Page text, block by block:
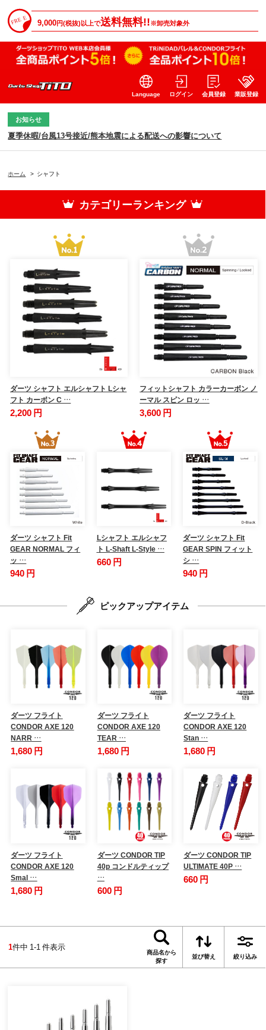
9,000円(税抜)以上で送料無料!!※卸売対象外
Language ログイン 会員登録 業販登録
お知らせ
夏季休暇/台風13号接近/熊本地震による配送への影響について
ホーム > シャフト
カテゴリーランキング
ダーツ シャフト エルシャフト Lシャ
フト カーボン C …
2,200 円
フィットシャフト カラーカーボン ノ
ーマル スピン ロッ …
3,600 円
ダーツ シャフト Fit
GEAR NORMAL フィ
ッ …
940 円
Lシャフト エルシャフ
ト L-Shaft L-Style …
660 円
ダーツ シャフト Fit
GEAR SPIN フィット
シ …
940 円
ピックアップアイテム
ダーツ フライト
CONDOR AXE 120
NARR …
1,680 円
ダーツ フライト
CONDOR AXE 120
TEAR …
1,680 円
ダーツ フライト
CONDOR AXE 120
Stan …
1,680 円
ダーツ フライト
CONDOR AXE 120
Smal …
1,680 円
ダーツ CONDOR TIP
40p コンドルティップ
…
600 円
ダーツ CONDOR TIP
ULTIMATE 40P …
660 円
1件中 1-1 件表示
商品名から
探す
並び替え 絞り込み